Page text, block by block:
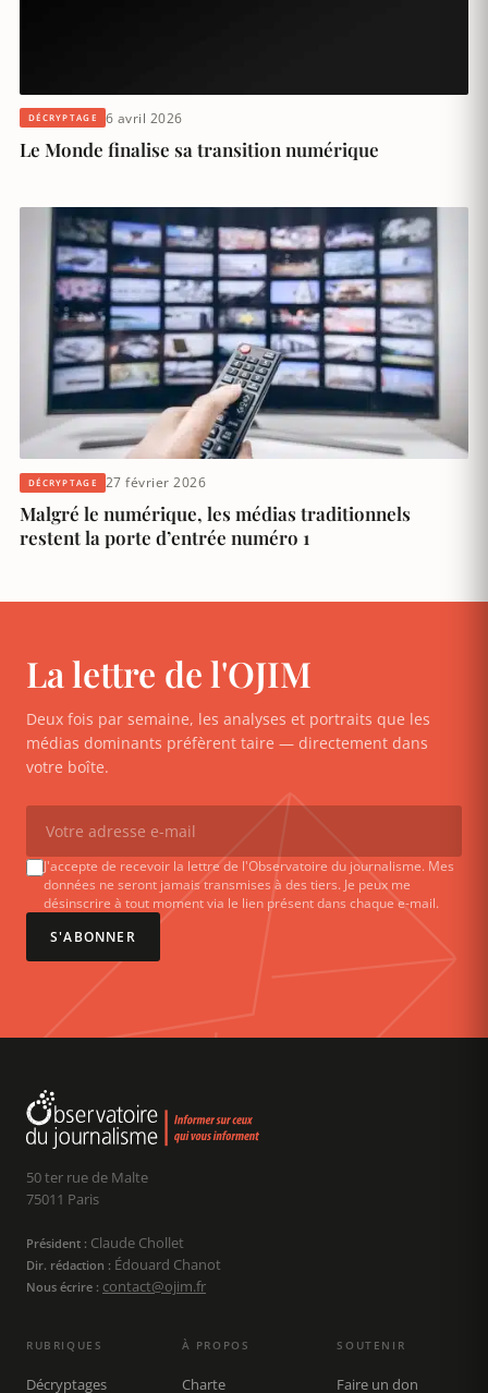
DÉCRYPTAGE 6 avril 2026
Le Monde finalise sa transition numérique
DÉCRYPTAGE 27 février 2026
Malgré le numérique, les médias traditionnels
restent la porte d’entrée numéro 1
La lettre de l'OJIM
Deux fois par semaine, les analyses et portraits que les
médias dominants préfèrent taire — directement dans
votre boîte.
J'accepte de recevoir la lettre de l'Observatoire du journalisme. Mes
données ne seront jamais transmises à des tiers. Je peux me
désinscrire à tout moment via le lien présent dans chaque e-mail.
S'ABONNER
50 ter rue de Malte
75011 Paris
Président : Claude Chollet
Dir. rédaction : Édouard Chanot
Nous écrire : contact@ojim.fr
RUBRIQUES
Décryptages
À PROPOS
Charte
SOUTENIR
Faire un don